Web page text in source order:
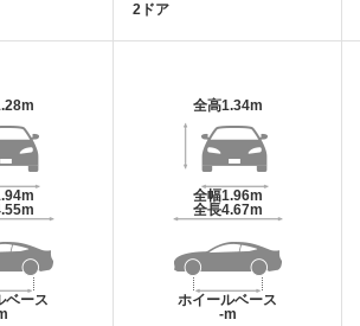
ベース
2ドア
全高1.34m
全幅1.96m
全長4.67m
ホイールベース
-m